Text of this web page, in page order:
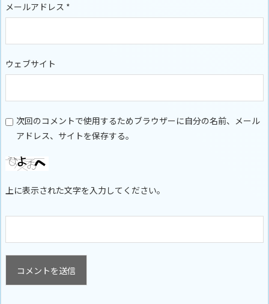
メールアドレス *
ウェブサイト
次回のコメントで使用するためブラウザーに自分の名前、メール
アドレス、サイトを保存する。
上に表示された文字を入力してください。